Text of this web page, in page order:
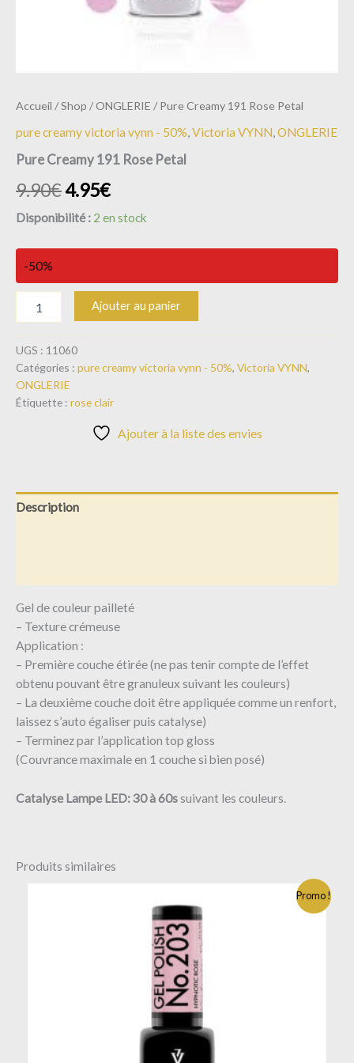
Accueil /Shop /ONGLERIE / Pure Creamy 191 Rose Petal
pure creamy victoria vynn - 50% Victoria VYNN ONGLERIE
Pure Creamy 191 Rose Petal
9.90€4.95€
Disponibilité : 2 en stock
-50%
Ajouter au panier
UGS : 11060
Catégories : pure creamy victoria vynn - 50%, Victoria VYNN,
ONGLERIE
Étiquette : rose clair
Ajouter à la liste des envies
Description
Gel de couleur pailleté
– Texture crémeuse
Application :
– Première couche étirée (ne pas tenir compte de l’effet
obtenu pouvant être granuleux suivant les couleurs)
– La deuxième couche doit être appliquée comme un renfort,
laissez s’auto égaliser puis catalyse)
– Terminez par l’application top gloss
(Couvrance maximale en 1 couche si bien posé)
CatalyseLampe LED: 30 à 60ssuivant les couleurs.
Produits similaires
Promo !